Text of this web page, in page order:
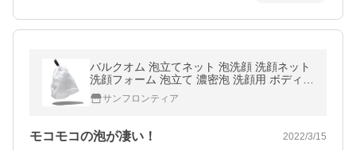
バルクオム 泡立てネット 泡洗顔 洗顔ネット
洗顔フォーム 泡立て 濃密泡 洗顔用 ボディ用
BULKHOMME THE BUBBLE NET
サンフロンティア
モコモコの泡が凄い！ 2022/3/15